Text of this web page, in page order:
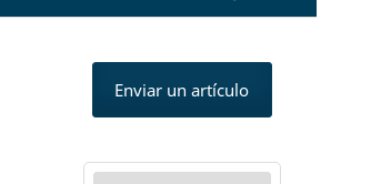
Enviar un artículo